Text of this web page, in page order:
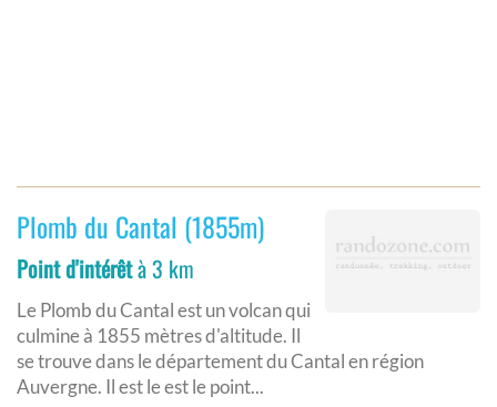
Plomb du Cantal (1855m)
Point d'intérêtà 3 km
Le Plomb du Cantal est un volcan qui
culmine à 1855 mètres d'altitude. Il
se trouve dans le département du Cantal en région
Auvergne. Il est le est le point...